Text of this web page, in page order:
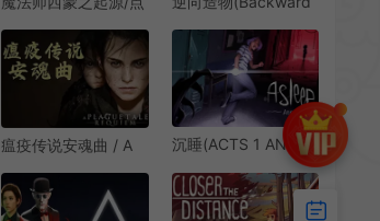
the Sorcerer Origins
下载
中|PC|AVG|步行模拟
恐怖解谜游戏
瘟疫传说安魂曲 / A
Requiem 互动小说冒
险解谜游戏
沉睡(ACTS 1 AND 2)
点击式心理恐怖冒险
游戏|下载